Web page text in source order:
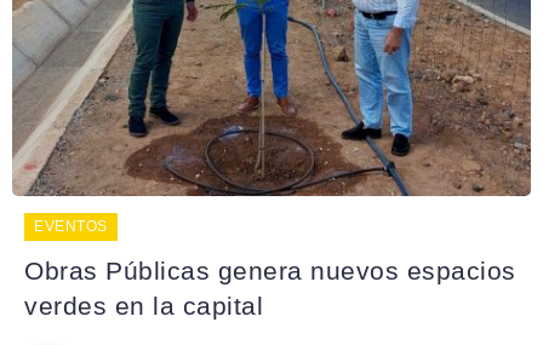
EVENTOS
Obras Públicas genera nuevos espacios
verdes en la capital